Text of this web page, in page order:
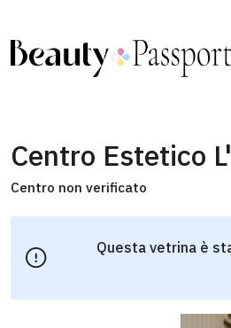
Centro Estetico
Centro non verificato
Questa vetrina è